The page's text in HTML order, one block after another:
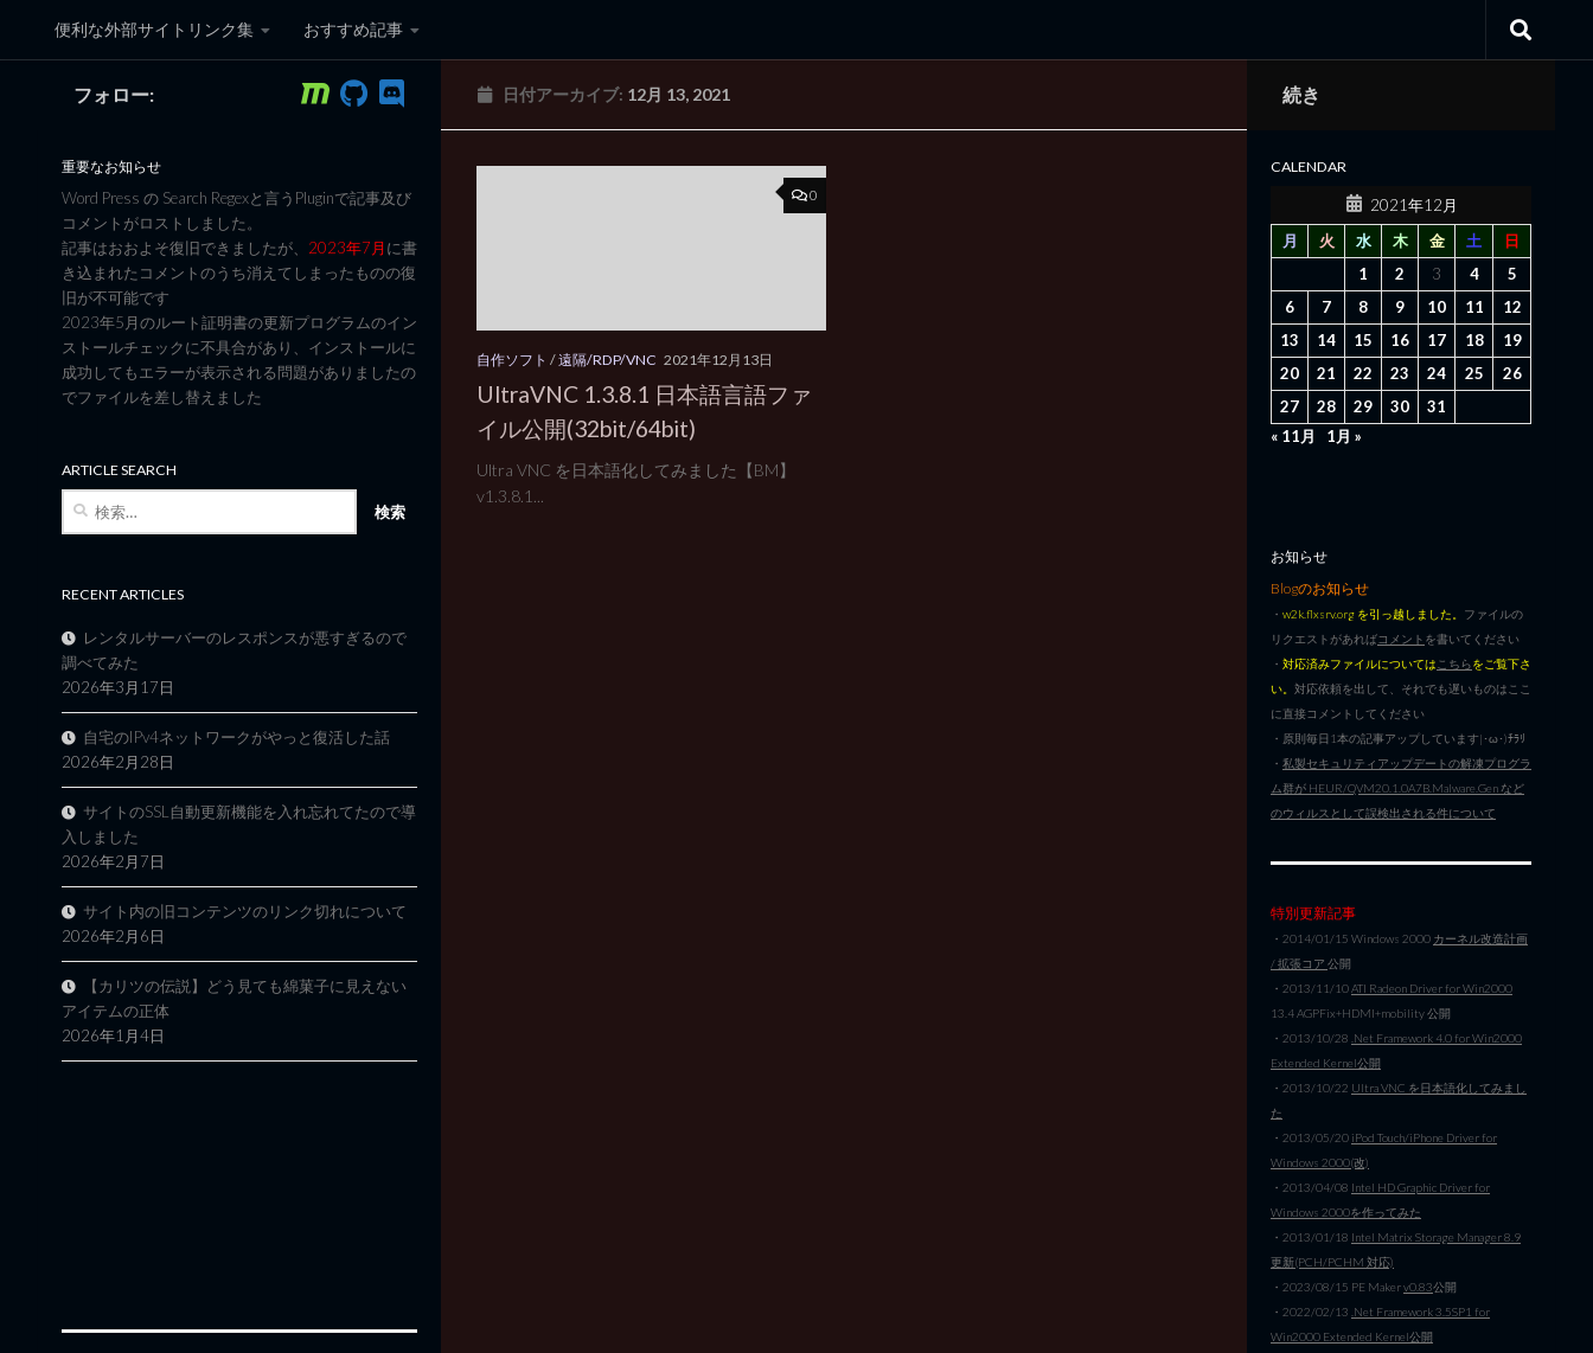
コンテンツへスキップ
便利な外部サイトリンク集 おすすめ記事
黒翼猫のコンピュータ日記 3rd Edition
日付アーカイブ: 12月 13, 2021
0
自作ソフト /遠隔/RDP/VNC 2021年12月13日
UltraVNC 1.3.8.1 日本語言語ファ
イル公開(32bit/64bit)
Ultra VNC を日本語化してみました【BM】
v1.3.8.1...
フォロー:
重要なお知らせ
Word Press の Search Regexと言うPluginで記事及び
コメントがロストしました。
記事はおおよそ復旧できましたが、 2023年7月に書
き込まれたコメントのうち消えてしまったものの復
旧が不可能です
2023年5月のルート証明書の更新プログラムのイン
ストールチェックに不具合があり、インストールに
成功してもエラーが表示される問題がありましたの
でファイルを差し替えました
ARTICLE SEARCH
RECENT ARTICLES
レンタルサーバーのレスポンスが悪すぎるので
調べてみた
2026年3月17日
自宅のIPv4ネットワークがやっと復活した話
2026年2月28日
サイトのSSL自動更新機能を入れ忘れてたので導
入しました
2026年2月7日
サイト内の旧コンテンツのリンク切れについて
2026年2月6日
【カリツの伝説】どう見ても綿菓子に見えない
アイテムの正体
2026年1月4日
続き
CALENDAR
2021年12月
月
火 水 木 金 土
日
1
2 3 4
5
6
7 8 9 10 11
12
13
14 15 16 17 18
19
20
21 22 23 24 25
26
27
28 29 30
31
« 11月
1月 »
お知らせ
Blogのお知らせ
・ w2k.flxsrv.org を引っ越しました。 ファイルの
リクエストがあればコメント を書いてください
・ 対応済みファイルについては こちらをご覧下さ
い。 対応依頼を出して、それでも遅いものはここ
に直接コメントしてください
・原則毎日1本の記事アップしています|･ω･)ﾁﾗﾘ
・ 私製セキュリティアップデートの解凍プログラ
ム群が HEUR/QVM20.1.0A7B.Malware.Gen など
のウィルスとして誤検出される件について
特別更新記事
・2014/01/15 Windows 2000 カーネル改造計画
/ 拡張コア 公開
・2013/11/10ATI Radeon Driver for Win2000
13.4 AGPFix+HDMI+mobility 公開
・2013/10/28 .Net Framework 4.0 for Win2000
Extended Kernel公開
・2013/10/22 Ultra VNC を日本語化してみまし
た
・2013/05/20 iPod Touch/iPhone Driver for
Windows 2000(改)
・2013/04/08 Intel HD Graphic Driver for
Windows 2000を作ってみた
・2013/01/18 Intel Matrix Storage Manager 8.9
更新(PCH/PCHM 対応)
・2023/08/15 PE Makerv0.83公開
・2022/02/13 .Net Framework 3.5SP1 for
Win2000 Extended Kernel公開